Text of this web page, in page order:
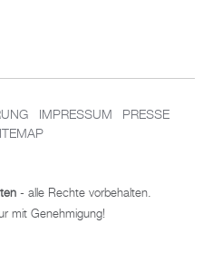
IM­PRES­SUM
PRES­SE
- alle Rech­te vor­be­hal­ten.
mit Ge­neh­mi­gung!